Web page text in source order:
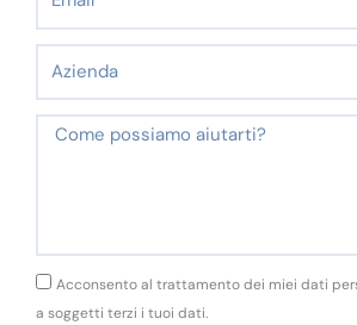
Messaggio
GDPRAcconsento al trattamento dei miei dati
a soggetti terzi i tuoi dati.